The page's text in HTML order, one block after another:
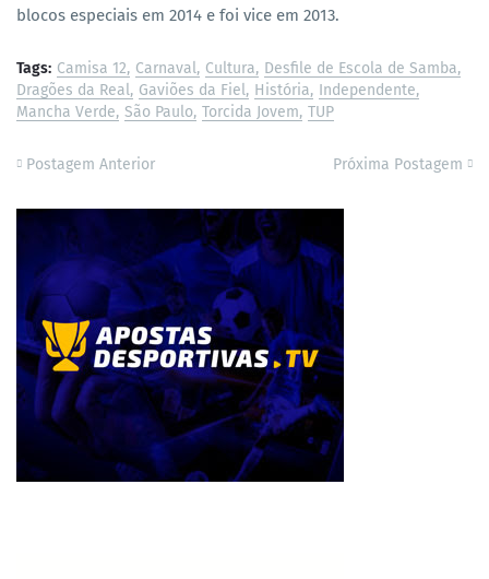
blocos especiais em 2014 e foi vice em 2013.
Tags: Camisa 12 Carnaval Cultura Desfile de Escola de Samba
Dragões da Real Gaviões da Fiel História Independente
Mancha Verde São Paulo Torcida Jovem TUP
Postagem Anterior Próxima Postagem